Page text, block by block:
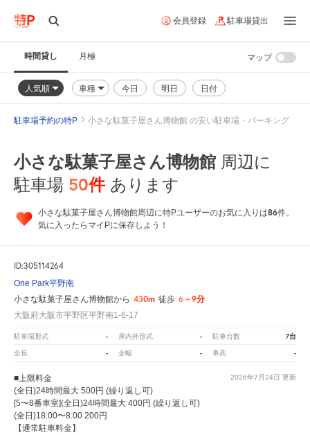
会員登録 駐車場貸出
時間貸し 月極
人気順 車種 今日 明日 日付
マップ
駐車場予約の特P 小さな駄菓子屋さん博物館 の安い駐車場・パーキング
小さな駄菓子屋さん博物館 周辺に
駐車場 50件 あります
小さな駄菓子屋さん博物館周辺に特Pユーザーのお気に入りは86件。
気に入ったらマイPに保存しよう！
ID:305114264
One Park平野南
小さな駄菓子屋さん博物館から 430m 徒歩 6～9分
大阪府大阪市平野区平野南1-6-17
駐車場形式 - 屋内外形式 - 駐車台数 7台
全長 - 全幅 - 車高 -
2026年7月24日 更新
■上限料金
(全日)24時間最大 500円 (繰り返し可)
[5〜8番車室](全日)24時間最大 400円 (繰り返し可)
(全日)18:00〜8:00 200円
【通常駐車料金】